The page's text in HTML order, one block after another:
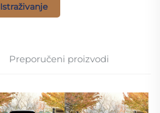
Istraživanje
Preporučeni proizvodi